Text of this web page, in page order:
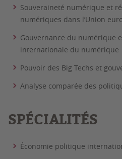
Souveraineté numérique et
numériques dans l’Union
Gouvernance du numérique
internationale du numérique
Pouvoir des Big Techs et
Analyse comparée des
SPÉCIALITÉS
Économie politique